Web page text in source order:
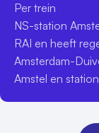
Per trein
NS-station
RAI en heeft
Amsterdam-
Amstel en